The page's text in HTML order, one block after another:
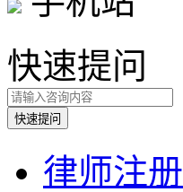
快速提问
律师注册